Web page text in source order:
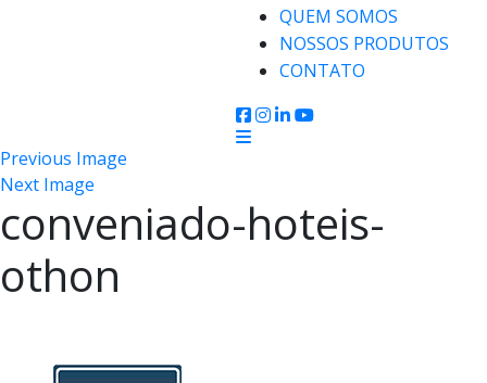
QUEM SOMOS
NOSSOS PRODUTOS
CONTATO
Previous Image
Next Image
conveniado-hoteis-
othon